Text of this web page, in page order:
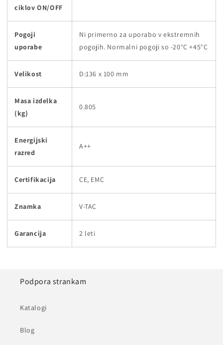
ciklov ON/OFF
Pogoji
uporabe
Ni primerno za uporabo v ekstremnih
pogojih. Normalni pogoji so -20°C +45°C
Velikost D:136 x 100 mm
Masa izdelka
(kg)
0.805
Energijski
razred
A++
Certifikacija CE, EMC
Znamka V-TAC
Garancija 2 leti
Podpora strankam
Katalogi
Blog